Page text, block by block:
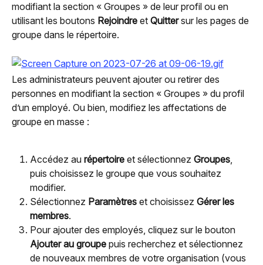
modifiant la section « Groupes » de leur profil ou en
utilisant les boutons Rejoindre et Quitter sur les pages de
groupe dans le répertoire.
Les administrateurs peuvent ajouter ou retirer des
personnes en modifiant la section « Groupes » du profil
d’un employé. Ou bien, modifiez les affectations de
groupe en masse :
Accédez au répertoire et sélectionnez Groupes,
puis choisissez le groupe que vous souhaitez
modifier.
Sélectionnez Paramètres et choisissez Gérer les
membres.
Pour ajouter des employés, cliquez sur le bouton
Ajouter au groupe puis recherchez et sélectionnez
de nouveaux membres de votre organisation (vous